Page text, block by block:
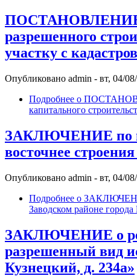
ПОСТАНОВЛЕНИЕ от
разрешенного
участку с
Опубликовано admin - вт, 04/
Подробнее о
капитального
ЗАКЛЮЧЕНИЕ по
восточнее
Опубликовано admin - вт, 04/
Подробнее о
Заводском районе
ЗАКЛЮЧЕНИЕ о
разрешенный вид
Кузнецкий, д. 234а»